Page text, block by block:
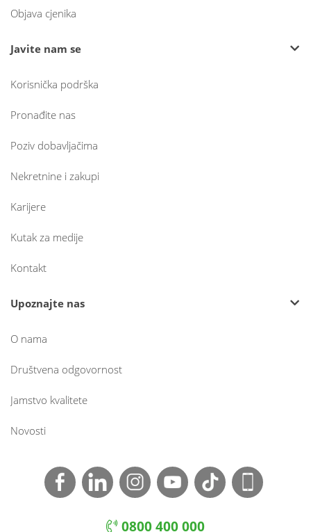
Objava cjenika
Javite nam se
Korisnička podrška
Pronađite nas
Poziv dobavljačima
Nekretnine i zakupi
Karijere
Kutak za medije
Kontakt
Upoznajte nas
O nama
Društvena odgovornost
Jamstvo kvalitete
Novosti
0800 400 000